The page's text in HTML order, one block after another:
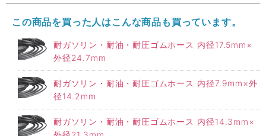
この商品を買った人はこんな商品も買っています。
耐ガソリン・耐油・耐圧ゴムホース 内径17.5mm×
外径24.7mm
耐ガソリン・耐油・耐圧ゴムホース 内径7.9mm×外
径14.2mm
耐ガソリン・耐油・耐圧ゴムホース 内径14.3mm×